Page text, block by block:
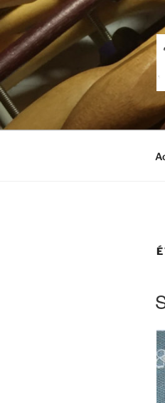
Aller
au
contenu
principal